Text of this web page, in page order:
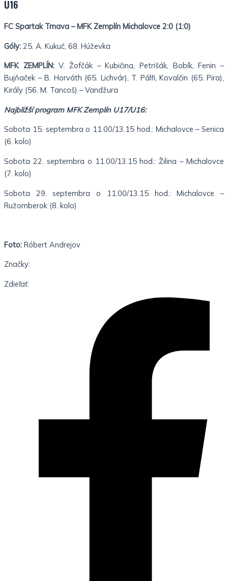
U16
FC Spartak Trnava – MFK Zemplín Michalovce 2:0 (1:0)
Góly: 25. A. Kukuč, 68. Húževka
MFK ZEMPLÍN:V. Žofčák – Kubičina, Petrišák, Bobík, Fenin –
Bujňaček – B. Horváth (65. Lichvár), T. Pálfi, Kovalčin (65. Pira),
Király (56. M. Tancoš) – Vandžura
Najbližší program MFK Zemplín U17/U16:
Sobota 15. septembra o 11.00/13.15 hod.: Michalovce – Senica
(6. kolo)
Sobota 22. septembra o 11.00/13.15 hod.: Žilina – Michalovce
(7. kolo)
Sobota 29. septembra o 11.00/13.15 hod.: Michalovce –
Ružomberok (8. kolo)
Foto: Róbert Andrejov
Značky:
Zdieľať: